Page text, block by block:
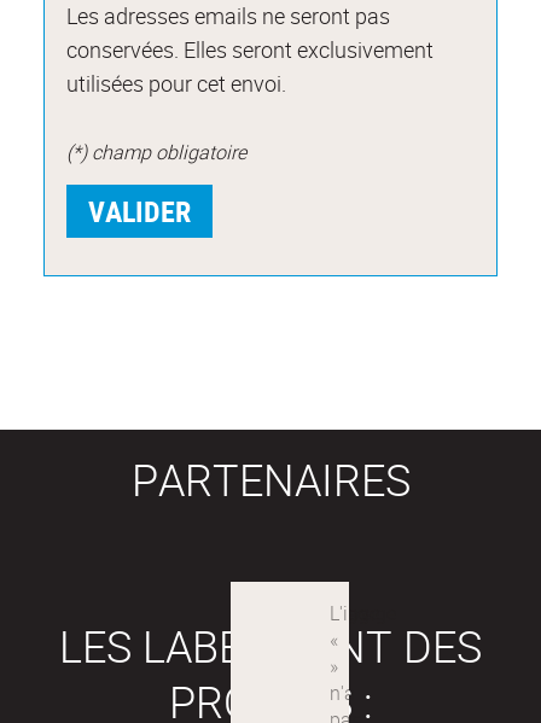
Les adresses emails ne seront pas
conservées. Elles seront exclusivement
utilisées pour cet envoi.
(*) champ obligatoire
PARTENAIRES
LES LABEX SONT DES
PROJETS :